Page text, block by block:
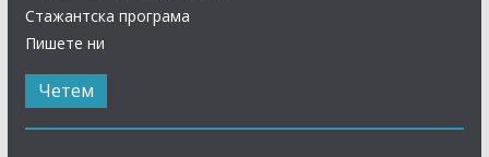
Стажантска програма
Пишете ни
Четем